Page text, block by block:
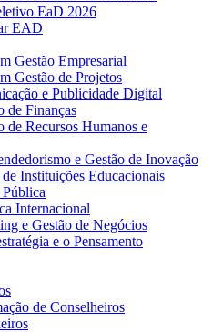
EaD 2026
EAD
Gestão Empresarial
Gestão de Projetos
e Publicidade Digital
de Finanças
de Recursos Humanos e
e Gestão de Inovação
Instituições Educacionais
Internacional
e Gestão de Negócios
e o Pensamento
de Conselheiros